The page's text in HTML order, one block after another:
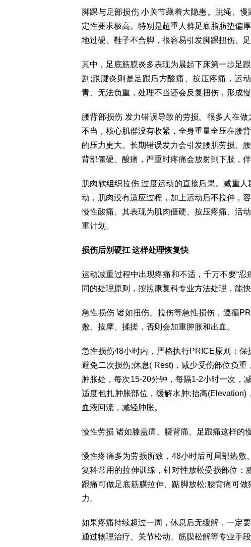
脚踝与足部损伤 小关节藏着大隐患。跳绳、
定性要求极高。特别是超重人群足底脂肪垫偏
地过硬、鞋子不合脚，很容易引发脚踝扭伤、足
其中，足底筋膜炎多表现为晨起下床第一步足
剧;跟腱炎则是足跟后方酸痛、按压疼痛，运
青、无法负重，处理不当还会反复扭伤，形成慢
腰背部损伤 发力错误导致的劳损。很多人在
不当，核心肌群没有收紧，全身重量全压在腰
的压力更大。长期错误发力会引发腰肌劳损、
背部僵硬、酸痛，严重时疼痛会放射到下肢，伴
肌肉软组织拉伤 过度运动的直接后果。减重
动，肌肉没有适应过程，加上运动后不拉伸，
慢性酸痛。其表现为肌肉僵硬、按压疼痛、活
重计划。
损伤后别硬扛 这样处理恢复快
运动减重过程中出现疼痛和不适，千万不要“
同的处理原则，按照康复科专业方法处理，能
急性损伤 诸如扭伤、拉伤等急性损伤，遵循
敷、按摩、揉搓，否则会加重肿胀和出血。
急性损伤48小时内，严格执行PRICE原则：保
避免二次损伤;休息( Rest)，减少受伤部位负
肿胀处，每次15-20分钟，每隔1-2小时一次，
适度包扎肿胀部位，缓解水肿;抬高
血液回流，减轻肿胀。
慢性劳损 诸如膝盖痛、腰背痛、足跟痛这样的
慢性疼痛多为劳损所致，48小时后可局部热
复科常用的拉伸训练，针对性放松受损部位：
跟痛可做足底筋膜拉伸、踮脚放松;腰背痛可
力。
如果疼痛持续超过一周，休息后无缓解，一定
通过物理治疗、关节松动、筋膜松解等专业手